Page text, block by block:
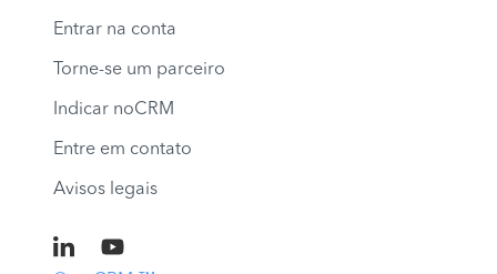
Entrar na conta
Torne-se um parceiro
Indicar noCRM
Entre em contato
Avisos legais